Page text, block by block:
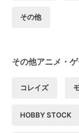
その他
その他アニメ・
コレイズ
HOBBY STOCK